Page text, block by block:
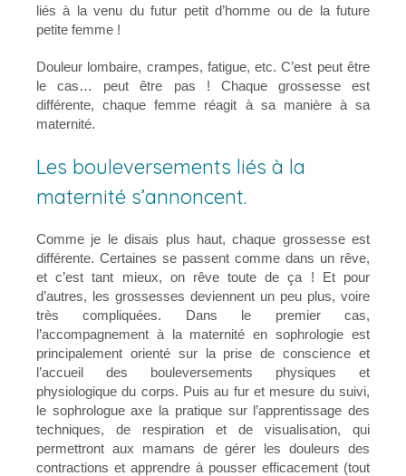
liés à la venu du futur petit d’homme ou de la future
petite femme !
Douleur lombaire, crampes, fatigue, etc. C’est peut être
le cas… peut être pas ! Chaque grossesse est
différente, chaque femme réagit à sa manière à sa
maternité.
Les bouleversements liés à la
maternité s’annoncent.
Comme je le disais plus haut, chaque grossesse est
différente. Certaines se passent comme dans un rêve,
et c’est tant mieux, on rêve toute de ça ! Et pour
d’autres, les grossesses deviennent un peu plus, voire
très compliquées. Dans le premier cas,
l’accompagnement à la maternité en sophrologie est
principalement orienté sur la prise de conscience et
l’accueil des bouleversements physiques et
physiologique du corps. Puis au fur et mesure du suivi,
le sophrologue axe la pratique sur l’apprentissage des
techniques, de respiration et de visualisation, qui
permettront aux mamans de gérer les douleurs des
contractions et apprendre à pousser efficacement (tout